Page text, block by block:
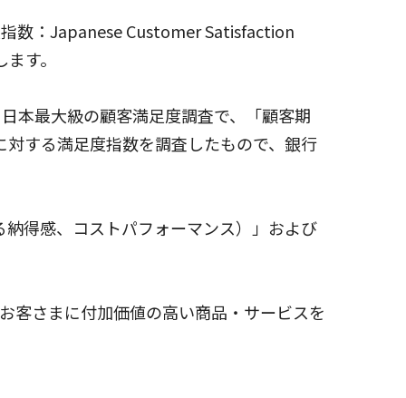
数：Japanese Customer Satisfaction
す。
本最大級の顧客満足度調査で、「顧客期
する満足度指数を調査したもので、銀行
得感、コストパフォーマンス）」および
客さまに付加価値の高い商品・サービスを